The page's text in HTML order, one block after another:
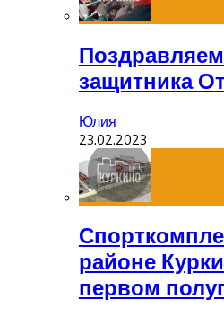
защитника
Юлия
23.02.2023
районе
первом